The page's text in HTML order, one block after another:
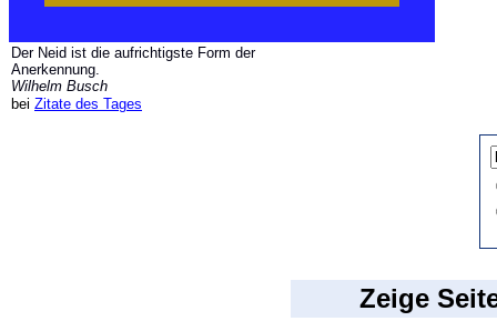
Der Neid ist die aufrichtigste Form der
Anerkennung.
Wilhelm Busch
bei Zitate des Tages
Zeige